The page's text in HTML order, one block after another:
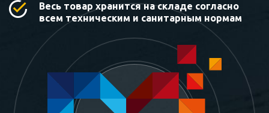
Весь товар хранится на складе согласно
всем техническим и санитарным нормам